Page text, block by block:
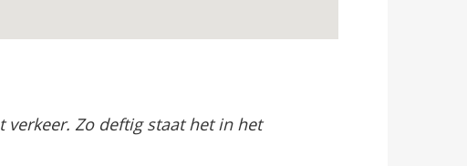
Zo deftig staat het in het